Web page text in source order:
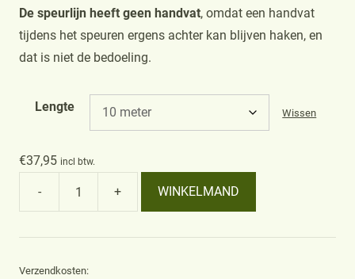
De speurlijn heeft geen handvat, omdat een handvat
tijdens het speuren ergens achter kan blijven haken, en
dat is niet de bedoeling.
Lengte Wissen
€37,95 incl btw.
- + WINKELMAND
Verzendkosten: